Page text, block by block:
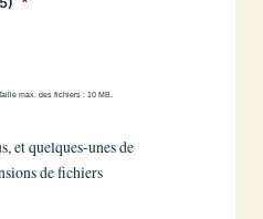
max. des fichiers : 10 MB.
et quelques-unes de
de fichiers